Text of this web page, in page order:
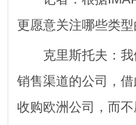
更愿意关注哪些类型
克里斯托夫：我
销售渠道的公司，
收购欧洲公司，而